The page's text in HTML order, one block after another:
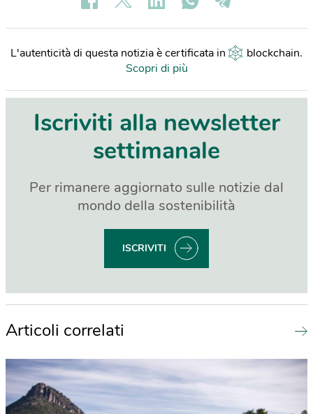
L'autenticità di questa notizia è certificata in blockchain.
Scopri di più
Iscriviti alla newsletter
settimanale
Per rimanere aggiornato sulle notizie dal
mondo della sostenibilità
ISCRIVITI
Articoli correlati